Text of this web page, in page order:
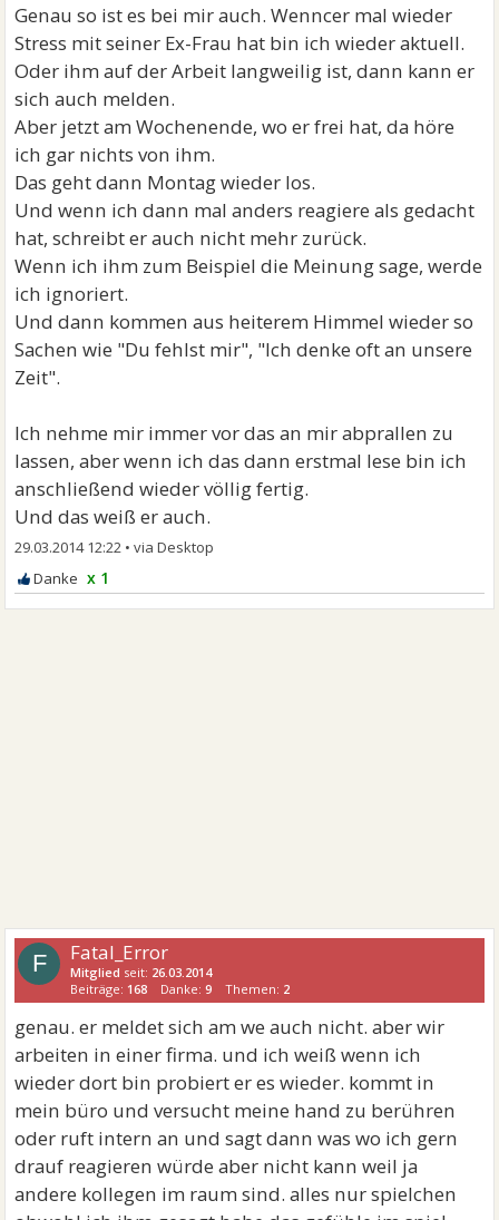
Genau so ist es bei mir auch. Wenncer mal wieder
Stress mit seiner Ex-Frau hat bin ich wieder aktuell.
Oder ihm auf der Arbeit langweilig ist, dann kann er
sich auch melden.
Aber jetzt am Wochenende, wo er frei hat, da höre
ich gar nichts von ihm.
Das geht dann Montag wieder los.
Und wenn ich dann mal anders reagiere als gedacht
hat, schreibt er auch nicht mehr zurück.
Wenn ich ihm zum Beispiel die Meinung sage, werde
ich ignoriert.
Und dann kommen aus heiterem Himmel wieder so
Sachen wie "Du fehlst mir", "Ich denke oft an unsere
Zeit".
Ich nehme mir immer vor das an mir abprallen zu
lassen, aber wenn ich das dann erstmal lese bin ich
anschließend wieder völlig fertig.
Und das weiß er auch.
29.03.2014 12:22 •
x 1
F Fatal_Error
Mitglied seit: 26.03.2014
Beiträge: 168 Danke:9 Themen: 2
genau. er meldet sich am we auch nicht. aber wir
arbeiten in einer firma. und ich weiß wenn ich
wieder dort bin probiert er es wieder. kommt in
mein büro und versucht meine hand zu berühren
oder ruft intern an und sagt dann was wo ich gern
drauf reagieren würde aber nicht kann weil ja
andere kollegen im raum sind. alles nur spielchen